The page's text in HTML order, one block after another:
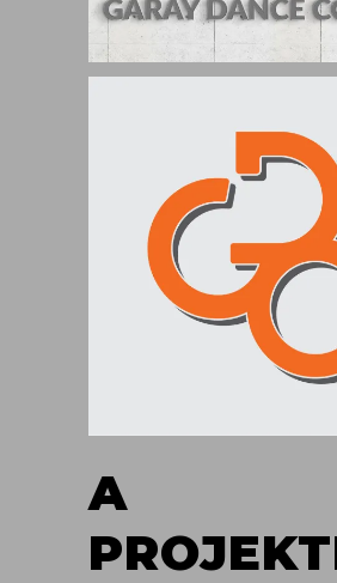
A